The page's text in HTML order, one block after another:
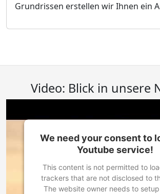
Grundrissen erstellen wir Ihnen ein
Video: Blick in unsere
We need your consent to
Youtube service!
This content is not permitted to
trackers that are not disclosed to
The website owner needs to